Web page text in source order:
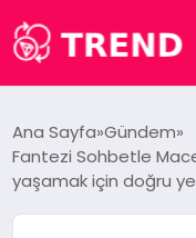
DÜNYA
Ana Sayfa Gündem
Fantezi Sohbetle
yaşamak için doğru